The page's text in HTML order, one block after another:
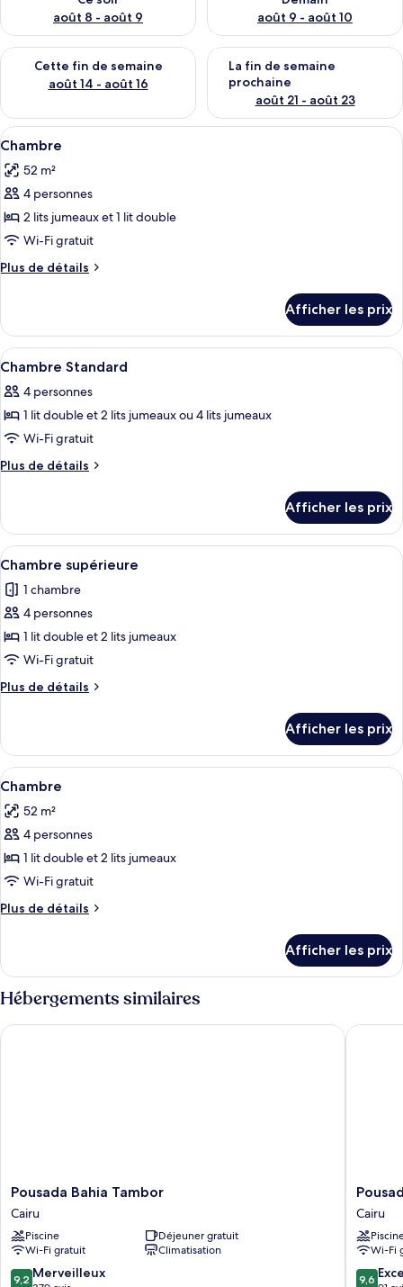
août 8 - août 9
août 9 - août 10
Cette fin de semaine
août 14 - août 16
Vérifier la disponibilité pour cette fin de semaine août 14 -
La fin de semaine
prochaine
août 21 - août 23
Vérifier la disponibilité pour
Afficher
toutes
les
photos
pour
ce
type
de
Chambre
Literie de qualité, lit avec matelas à
4
Chambre
52 m²
4 personnes
2 lits jumeaux et 1 lit double
Wi-Fi gratuit
Plus de détails
Plus
Chambre
Afficher les prix
Afficher
toutes
les
photos
pour
ce
chambre :
Chambre
Standard
Un lit à baldaquin, une tête de lit en
17
Chambre Standard
4 personnes
1 lit double et 2 lits jumeaux ou 4 lits jumeaux
Wi-Fi gratuit
Plus de détails
Plus
Chambre
Standard
Afficher les prix
Afficher
toutes
les
photos
pour
ce
type
de
Chambre
supérieure
Une salle de bain avec un lavabo
20
Chambre supérieure
1 chambre
4 personnes
1 lit double et 2 lits jumeaux
Wi-Fi gratuit
Plus de détails
Plus
Chambre
supérieure
Afficher les prix
Afficher
toutes
les
photos
pour
ce
type
de
Chambre
Literie de qualité, lit avec matelas à
4
Chambre
52 m²
4 personnes
1 lit double et 2 lits jumeaux
Wi-Fi gratuit
Plus de détails
Plus
Chambre
Afficher les prix
Hébergements similaires
Pousada
Bahia
Tambor
Cairu
Pousada Bahia Tambor
Cairu
Piscine
Déjeuner gratuit
Wi-Fi gratuit
Climatisation
9.2
9,2 Merveilleux
Pousada Bahia Tambor
Pousada
Cairu
Cairu
Wi-Fi
9.6
9,6